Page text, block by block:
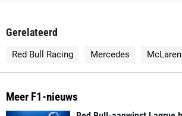
Gerelateerd
Red Bull Racing Mercedes McLaren
Meer F1-nieuws